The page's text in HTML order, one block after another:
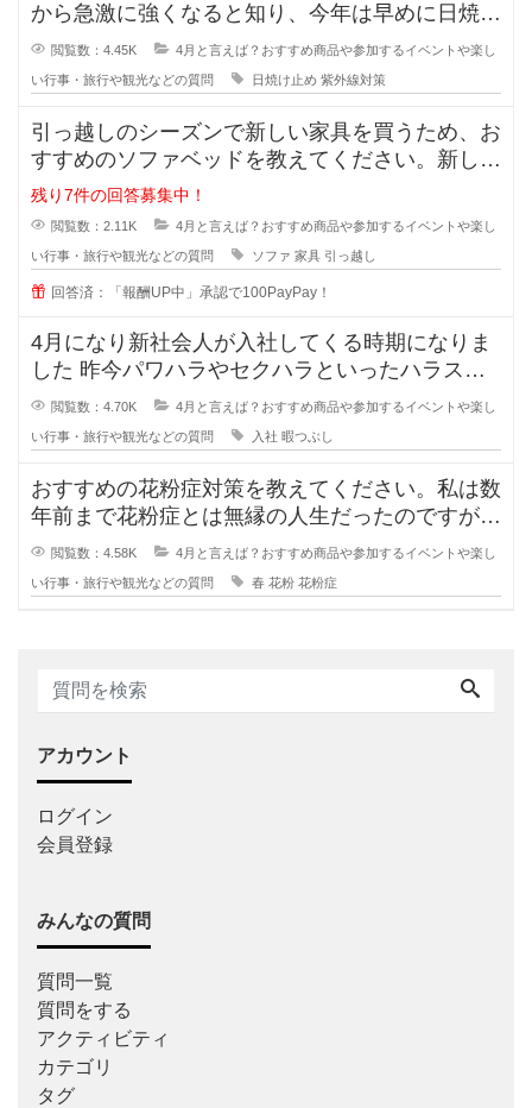
から急激に強くなると知り、今年は早めに日焼け
対策を始めようと思っています。
閲覧数：4.45K 4月と言えば？おすすめ商品や参加するイベントや楽し
い行事・旅行や観光などの質問 日焼け止め 紫外線対策
引っ越しのシーズンで新しい家具を買うため、お
すすめのソファベッドを教えてください。新しく
住む場所が2Kなので、ベッドとソ
残り7件の回答募集中！
閲覧数：2.11K 4月と言えば？おすすめ商品や参加するイベントや楽し
い行事・旅行や観光などの質問 ソファ 家具 引っ越し
回答済：「報酬UP中」承認で100PayPay！
4月になり新社会人が入社してくる時期になりま
した 昨今パワハラやセクハラといったハラスメ
ントが問題になり、昔より新
閲覧数：4.70K 4月と言えば？おすすめ商品や参加するイベントや楽し
い行事・旅行や観光などの質問 入社 暇つぶし
おすすめの花粉症対策を教えてください。私は数
年前まで花粉症とは無縁の人生だったのですが、
ここ1、2年で急激に症状が出てき
閲覧数：4.58K 4月と言えば？おすすめ商品や参加するイベントや楽し
い行事・旅行や観光などの質問 春 花粉 花粉症
アカウント
ログイン
会員登録
みんなの質問
質問一覧
質問をする
アクティビティ
カテゴリ
タグ